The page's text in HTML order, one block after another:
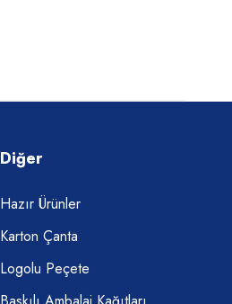
Diğer
Hazır Ürünler
Karton Çanta
Logolu Peçete